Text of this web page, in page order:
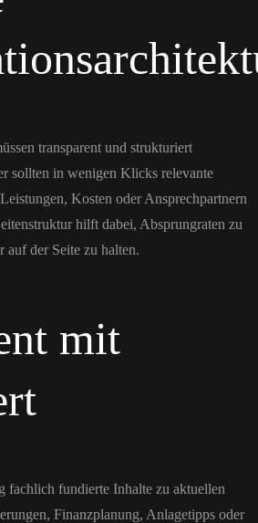
transparent und strukturiert
sollten in wenigen Klicks relevante
Kosten oder Ansprechpartnern
hilft dabei, Absprungraten zu
auf der Seite zu halten.
mit
fachlich fundierte Inhalte zu aktuellen
Finanzplanung, Anlagetipps oder